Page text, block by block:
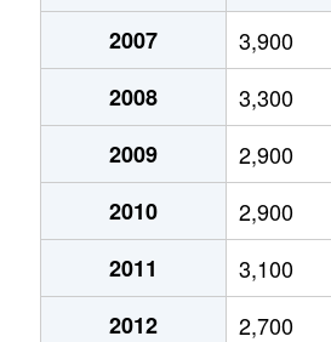
4,300万円 逗子
2,900万円 逗子
5,800万円 逗子
2,500万円 逗子
3,500万円 逗子
2,800万円 東逗子
2007
3,900
2008
3,300
2009
2,900
2010
2,900
2011
3,100
2012
2,700